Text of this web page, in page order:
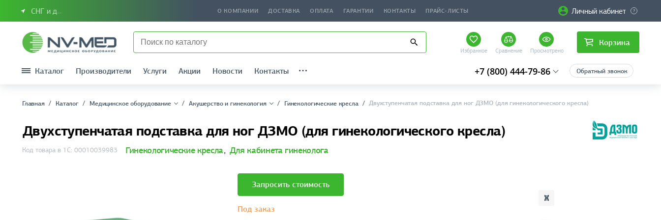
СНГ и другие страны О КОМПАНИИ ДОСТАВКА ОПЛАТА ГАРАНТИИ КОНТАКТЫ ПРАЙС-ЛИСТЫ Личный кабинет
Избранное Сравнение Просмотрено
Корзина
Каталог Производители Услуги Акции Новости Контакты +7 (800) 444-79-86 Обратный звонок
Главная Каталог Медицинское оборудование Акушерство и гинекология Гинекологические кресла Двухступенчатая подставка для ног ДЗМО (для гинекологического кресла)
Двухступенчатая подставка для ног ДЗМО (для гинекологического кресла)
Код товара в 1С: 00010039983 Гинекологические кресла, Для кабинета гинеколога
Запросить стоимость
Под заказ